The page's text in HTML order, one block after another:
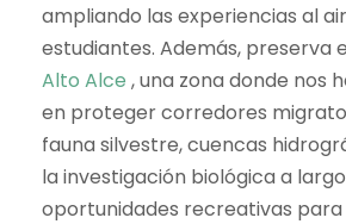
ampliando las experiencias al
estudiantes. Además, preserva
Alto Alce , una zona donde nos
en proteger corredores
fauna silvestre, cuencas
la investigación biológica a
oportunidades recreativas para